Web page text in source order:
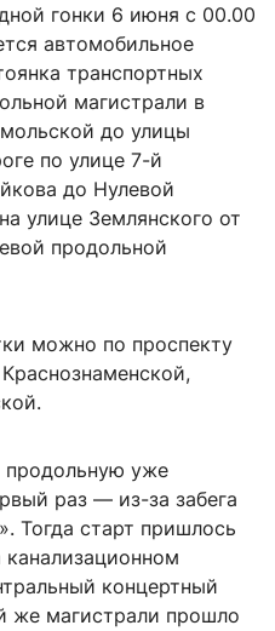
гонки 6 июня с 00.00
автомобильное
транспортных
магистрали в
до улицы
по улице 7-й
до Нулевой
улице Землянского от
продольной
можно по проспекту
продольную уже
раз — из-за забега
Тогда старт пришлось
канализационном
концертный
же магистрали прошло